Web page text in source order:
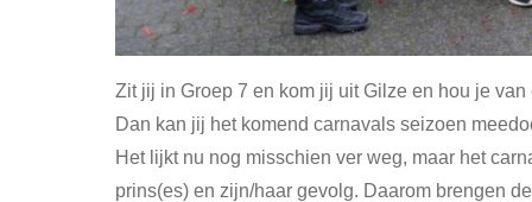
Zit jij in Groep 7 en kom jij uit Gilze en hou je
Dan kan jij het komend carnavals seizoen
Het lijkt nu nog misschien ver weg, maar het
prins(es) en zijn/haar gevolg. Daarom brengen